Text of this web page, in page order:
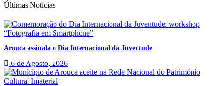
Últimas Notícias
Arouca assinala o Dia Internacional da Juventude
6 de Agosto, 2026